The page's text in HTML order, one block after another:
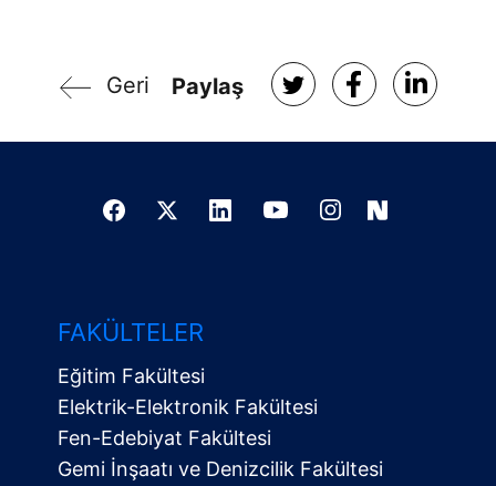
Geri Paylaş
FAKÜLTELER
Eğitim Fakültesi
Elektrik-Elektronik Fakültesi
Fen-Edebiyat Fakültesi
Gemi İnşaatı ve Denizcilik Fakültesi